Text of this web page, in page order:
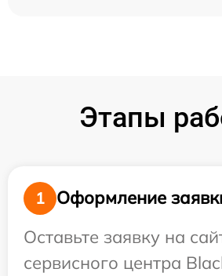
Этапы
1
Оформление
Оставьте заявку на
сервисного центра